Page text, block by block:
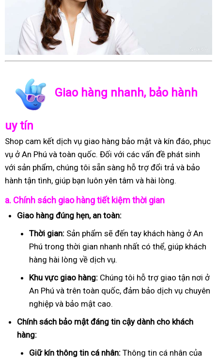
Giao hàng nhanh, bảo hành
uy tín
Shop cam kết dịch vụ giao hàng bảo mật và kín đáo, phục
vụ ở An Phú và toàn quốc. Đối với các vấn đề phát sinh
với sản phẩm, chúng tôi sẵn sàng hỗ trợ đổi trả và bảo
hành tận tình, giúp bạn luôn yên tâm và hài lòng.
a. Chính sách giao hàng tiết kiệm thời gian
Giao hàng đúng hẹn, an toàn:
Thời gian: Sản phẩm sẽ đến tay khách hàng ở An
Phú trong thời gian nhanh nhất có thể, giúp khách
hàng hài lòng về dịch vụ.
Khu vực giao hàng: Chúng tôi hỗ trợ giao tận nơi ở
An Phú và trên toàn quốc, đảm bảo dịch vụ chuyên
nghiệp và bảo mật cao.
Chính sách bảo mật đáng tin cậy dành cho khách
hàng:
Giữ kín thông tin cá nhân: Thông tin cá nhân của